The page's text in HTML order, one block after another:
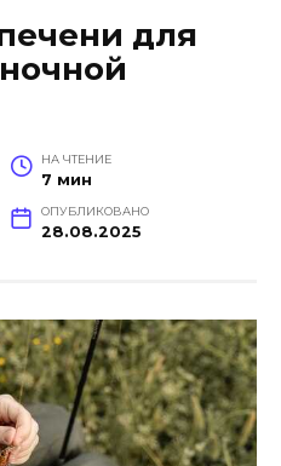
для
НА ЧТЕНИЕ
7 мин
ОПУБЛИКОВАНО
28.08.2025